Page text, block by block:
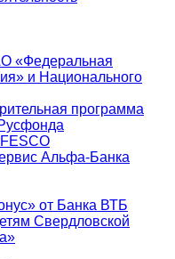
«Федеральная
и Национального
программа
Альфа-Банка
от Банка ВТБ
Свердловской